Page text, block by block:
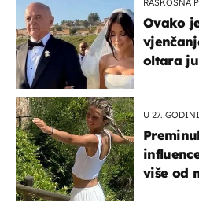
Ovako
oltara
U 27. GODINI
više od